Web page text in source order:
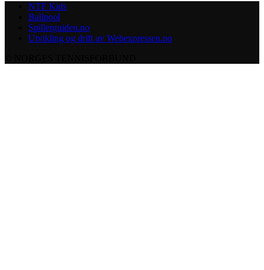
NTF Kids
Ballpool
Spillerguiden.no
Utvikling og drift av Webexpressen.no